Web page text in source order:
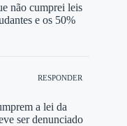
não cumprei leis
e os 50%
RESPONDER
a lei da
ser denunciado